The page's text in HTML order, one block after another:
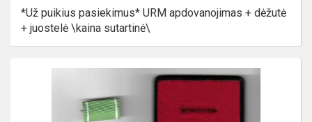
*Už puikius pasiekimus* URM apdovanojimas + dėžutė
+ juostelė \kaina sutartinė\